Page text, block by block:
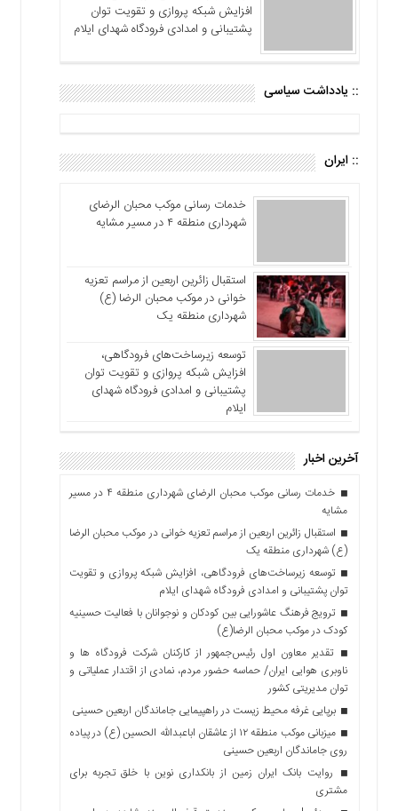
افزایش شبکه پروازی و تقویت توان
پشتیبانی و امدادی فرودگاه شهدای ایلام
:: یادداشت سیاسی
:: ایران
خدمات رسانی موکب محبان الرضای
شهرداری منطقه ۴ در مسیر مشایه
استقبال زائرین اربعین از مراسم تعزیه
خوانی در موکب محبان الرضا (ع)
شهرداری منطقه یک
توسعه زیرساخت‌های فرودگاهی،
افزایش شبکه پروازی و تقویت توان
پشتیبانی و امدادی فرودگاه شهدای
ایلام
آخرین اخبار
خدمات رسانی موکب محبان الرضای شهرداری منطقه ۴ در مسیر
مشایه
استقبال زائرین اربعین از مراسم تعزیه خوانی در موکب محبان الرضا
(ع) شهرداری منطقه یک
توسعه زیرساخت‌های فرودگاهی، افزایش شبکه پروازی و تقویت
توان پشتیبانی و امدادی فرودگاه شهدای ایلام
ترویج فرهنگ عاشورایی بین کودکان و نوجوانان با فعالیت حسینیه
کودک در موکب محبان الرضا(ع)
تقدیر معاون اول رئیس‌جمهور از کارکنان شرکت فرودگاه ها و
ناوبری هوایی ایران/ حماسه حضور مردم، نمادی از اقتدار عملیاتی و
توان مدیریتی کشور
برپایی غرفه محیط زیست در راهپیمایی جاماندگان اربعین حسینی
میزبانی موکب منطقه ۱۲ از عاشقان اباعبدالله الحسین (ع) در پیاده
روی جاماندگان اربعین حسینی
روایت بانک ایران زمین از بانکداری نوین با خلق تجربه برای
مشتری